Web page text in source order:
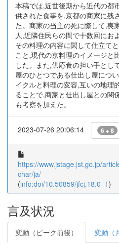
本稿では,近世後期から近代の都
供された食事を,京都の商家に残
た。商家の当主の死に際して,喪
人,近隣住民らの間で十数回にお
その料理の内容に関して仕立て
こと,現代の京料理のイメージと
した。また,供応食の担い手とし
屋のひとつである仕出し屋につ
イクルと料理の変容,互いの地理
ることで,商家と仕出し屋との関
も考察を加えた。
2023-07-26 20:06:14 6 + 8
https://www.jstage.jst.go.jp/
char/ja/
(info:doi/10.50859/jfcj.18.0_1)
言及状況
変動（ピーク前後） 変動（